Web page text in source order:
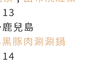
兒島
豚肉涮涮鍋